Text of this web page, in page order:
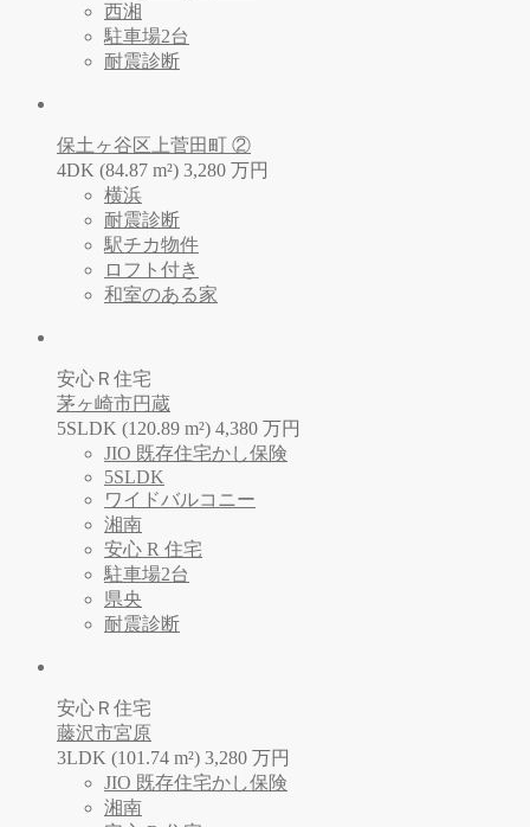
西湘
駐車場2台
耐震診断
保土ヶ谷区上菅田町 ②
4DK (84.87 m²) 3,280 万円
横浜
耐震診断
駅チカ物件
ロフト付き
和室のある家
安心Ｒ住宅
茅ヶ崎市円蔵
5SLDK (120.89 m²) 4,380 万円
JIO 既存住宅かし保険
5SLDK
ワイドバルコニー
湘南
安心 R 住宅
駐車場2台
県央
耐震診断
安心Ｒ住宅
藤沢市宮原
3LDK (101.74 m²) 3,280 万円
JIO 既存住宅かし保険
湘南